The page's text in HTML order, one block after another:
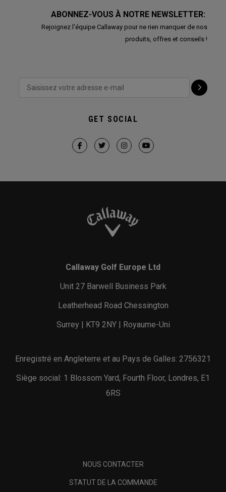
ABONNEZ-VOUS À NOTRE NEWSLETTER:
Rejoignez l'équipe Callaway pour ne rien manquer de nos
produits, offres et conseils !
GET SOCIAL
Callaway Golf Europe Ltd
Unit 27 Barwell Business Park
Leatherhead Road Chessington
Surrey | KT9 2NY | Royaume-Uni
Enregistré en Angleterre et au Pays de Galles: 2756321
Siège social: 1 Blossom Yard, Fourth Floor, Londres, E1
6RS
NOUS CONTACTER
STATUT DE LA COMMANDE